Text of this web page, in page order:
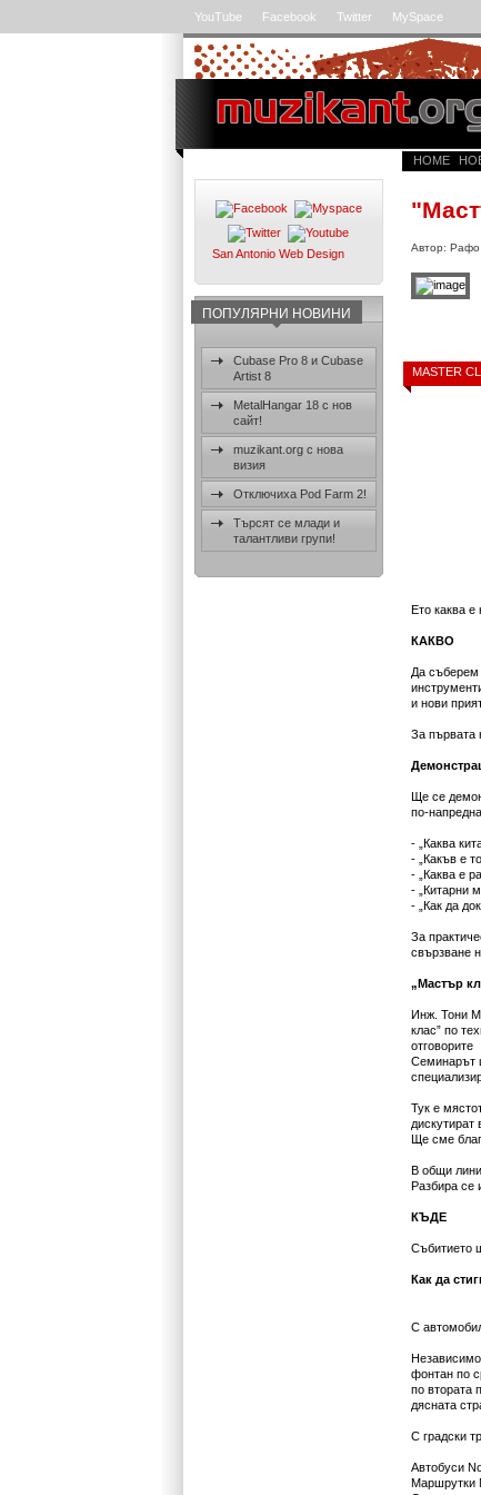
YouTube Facebook Twitter MySpace
San Antonio Web Design
ПОПУЛЯРНИ НОВИНИ
Cubase Pro 8 и Cubase
Artist 8
MetalHangar 18 с нов
сайт!
muzikant.org с нова
визия
Отключиха Pod Farm 2!
Търсят се млади и
талантливи групи!
HOME
Автор: Рафо
MASTER
Ето и
Ето каква е
КАКВО
Да съберем
и нови
За първата
Ще се
по-
- „Каква
- „Какъв е
- „Каква е
- „Китарни
- „Как да
За
свързване
„Мастър
Инж. Тони
клас” по
отговорите
Семинарът
Тук е
дискутират
Ще сме
В общи
Разбира се
КЪДЕ
Събитието
Как да
С
Независимо
фонтан по
по втората
дясната
С градски
Автобуси
Маршрутки